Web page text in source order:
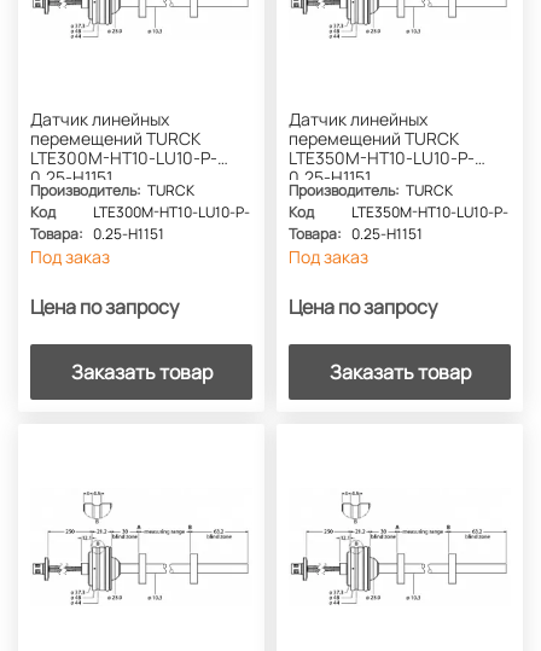
Датчик линейных
перемещений TURCK
LTE300M-HT10-LU10-P-
0.25-H1151
Производитель: TURCK
Код
Товара:
LTE300M-HT10-LU10-P-
0.25-H1151
Под заказ
Цена по запросу
Заказать товар
Датчик линейных
перемещений TURCK
LTE350M-HT10-LU10-P-
0.25-H1151
Производитель: TURCK
Код
Товара:
LTE350M-HT10-LU10-P-
0.25-H1151
Под заказ
Цена по запросу
Заказать товар